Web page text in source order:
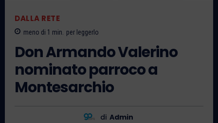
DALLA RETE
meno di 1 min. per leggerlo
Don Armando Valerino
nominato parroco a
Montesarchio
di Admin